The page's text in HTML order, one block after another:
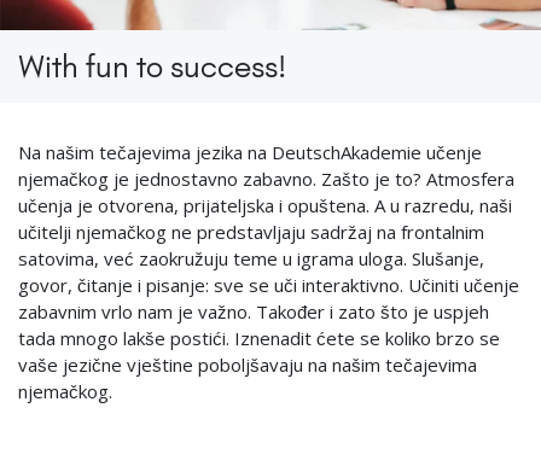
With fun to success!
Na našim tečajevima jezika na DeutschAkademie učenje
njemačkog je jednostavno zabavno. Zašto je to? Atmosfera
učenja je otvorena, prijateljska i opuštena. A u razredu, naši
učitelji njemačkog ne predstavljaju sadržaj na frontalnim
satovima, već zaokružuju teme u igrama uloga. Slušanje,
govor, čitanje i pisanje: sve se uči interaktivno. Učiniti učenje
zabavnim vrlo nam je važno. Također i zato što je uspjeh
tada mnogo lakše postići. Iznenadit ćete se koliko brzo se
vaše jezične vještine poboljšavaju na našim tečajevima
njemačkog.